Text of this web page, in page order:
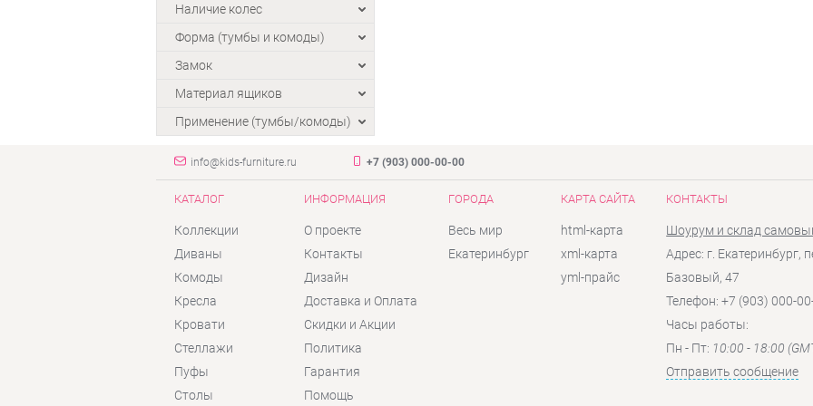
Наличие колес
Форма (тумбы и комоды)
Замок
Материал ящиков
Применение (тумбы/комоды)
info@kids-furniture.ru +7 (903) 000-00-00
КАТАЛОГ
Коллекции
Диваны
Комоды
Кресла
Кровати
Стеллажи
Пуфы
Столы
ИНФОРМАЦИЯ
О проекте
Контакты
Дизайн
Доставка и Оплата
Скидки и Акции
Политика
Гарантия
Помощь
ГОРОДА
Весь мир
Екатеринбург
КАРТА САЙТА
html-карта
xml-карта
yml-прайс
КОНТАКТЫ
Шоурум и склад
Адрес: г. Екатеринбург,
Базовый, 47
Телефон: +7 (903) 000-
Часы работы:
Пн - Пт: 10:00 - 18:00
Отправить сообщение